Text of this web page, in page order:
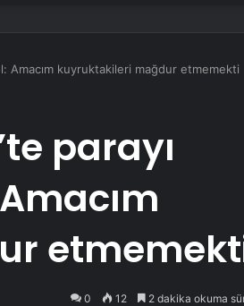
Amacım kuyruktakileri mağdur etmemekti
parayı
0 12 2 dakika okuma